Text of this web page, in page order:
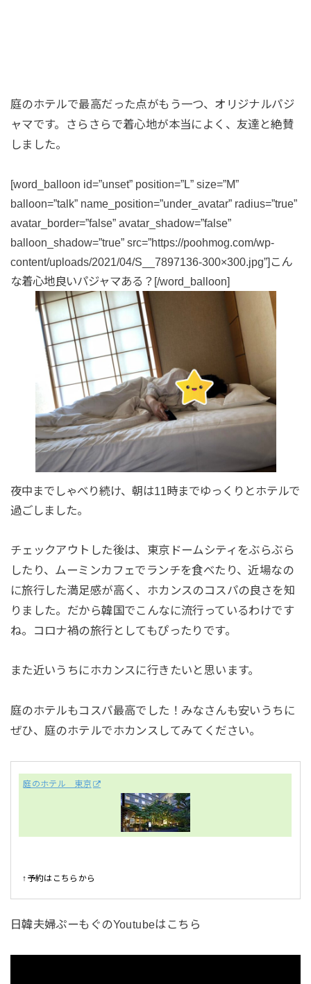
庭のホテルで最高だった点がもう一つ、オリジナルパジ
ャマです。さらさらで着心地が本当によく、友達と絶賛
しました。
[word_balloon id=”unset” position=”L” size=”M”
balloon=”talk” name_position=”under_avatar” radius=”true”
avatar_border=”false” avatar_shadow=”false”
balloon_shadow=”true” src=”https://poohmog.com/wp-
content/uploads/2021/04/S__7897136-300×300.jpg”]こん
な着心地良いパジャマある？[/word_balloon]
夜中までしゃべり続け、朝は11時までゆっくりとホテルで
過ごしました。
チェックアウトした後は、東京ドームシティをぶらぶら
したり、ムーミンカフェでランチを食べたり、近場なの
に旅行した満足感が高く、ホカンスのコスパの良さを知
りました。だから韓国でこんなに流行っているわけです
ね。コロナ禍の旅行としてもぴったりです。
また近いうちにホカンスに行きたいと思います。
庭のホテルもコスパ最高でした！みなさんも安いうちに
ぜひ、庭のホテルでホカンスしてみてください。
庭のホテル 東京
↑予約はこちらから
日韓夫婦ぷーもぐのYoutubeはこちら